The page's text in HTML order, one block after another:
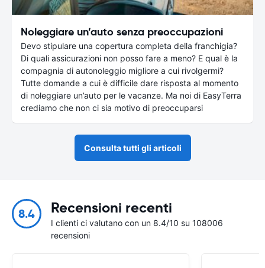
Noleggiare un’auto senza preoccupazioni
Devo stipulare una copertura completa della franchigia?
Di quali assicurazioni non posso fare a meno? E qual è la
compagnia di autonoleggio migliore a cui rivolgermi?
Tutte domande a cui è difficile dare risposta al momento
di noleggiare un’auto per le vacanze. Ma noi di EasyTerra
crediamo che non ci sia motivo di preoccuparsi
Consulta tutti gli articoli
8.4 Recensioni recenti
I clienti ci valutano con un 8.4/10 su 108006
recensioni